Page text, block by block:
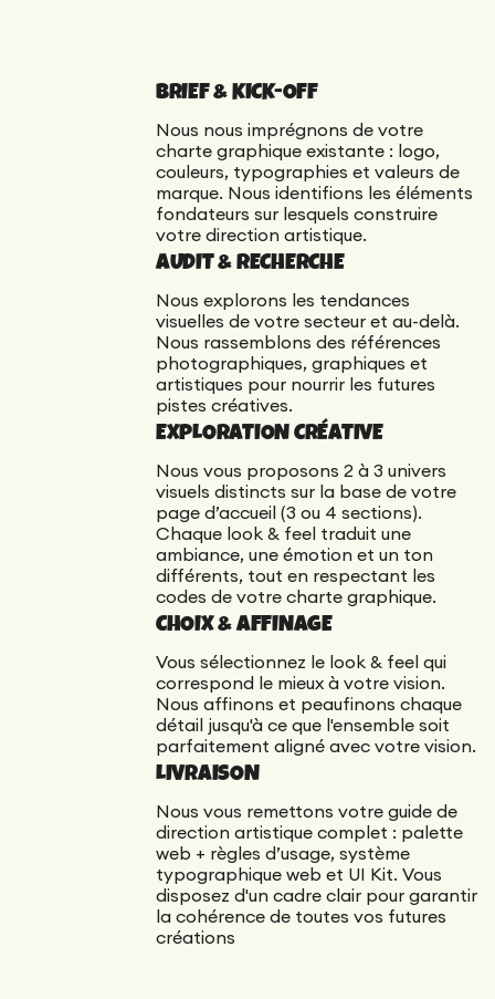
que je mettais
BRIEF & KICK-OFF
Nous nous imprégnons de votre
charte graphique existante : logo,
couleurs, typographies et valeurs de
marque. Nous identifions les éléments
fondateurs sur lesquels construire
votre direction artistique.
AUDIT & RECHERCHE
Nous explorons les tendances
visuelles de votre secteur et au-delà.
Nous rassemblons des références
photographiques, graphiques et
artistiques pour nourrir les futures
pistes créatives.
EXPLORATION CRÉATIVE
Nous vous proposons 2 à 3 univers
visuels distincts sur la base de votre
page d’accueil (3 ou 4 sections).
Chaque look & feel traduit une
ambiance, une émotion et un ton
différents, tout en respectant les
codes de votre charte graphique.
CHOIX & AFFINAGE
Vous sélectionnez le look & feel qui
correspond le mieux à votre vision.
Nous affinons et peaufinons chaque
détail jusqu'à ce que l'ensemble soit
parfaitement aligné avec votre vision.
LIVRAISON
Nous vous remettons votre guide de
direction artistique complet : palette
web + règles d’usage, système
typographique web et UI Kit. Vous
disposez d'un cadre clair pour garantir
la cohérence de toutes vos futures
créations